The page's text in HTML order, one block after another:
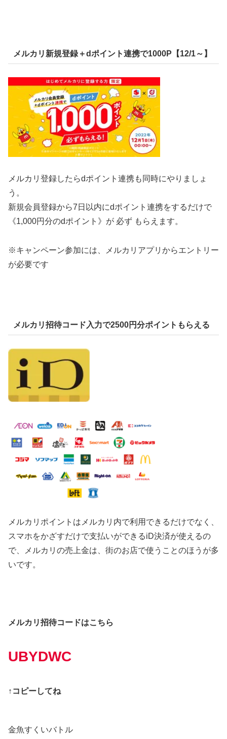
メルカリ新規登録＋dポイント連携で1000P【12/1～】
メルカリ登録したらdポイント連携も同時にやりましょ
う。
新規会員登録から7日以内にdポイント連携をするだけで
《1,000円分のdポイント》が 必ず もらえます。
※キャンペーン参加には、メルカリアプリからエントリー
が必要です
メルカリ招待コード入力で2500円分ポイントもらえる
メルカリポイントはメルカリ内で利用できるだけでなく、
スマホをかざすだけで支払いができるiD決済が使えるの
で、メルカリの売上金は、街のお店で使うことのほうが多
いです。
メルカリ招待コードはこちら
UBYDWC
↑コピーしてね
金魚すくいバトル